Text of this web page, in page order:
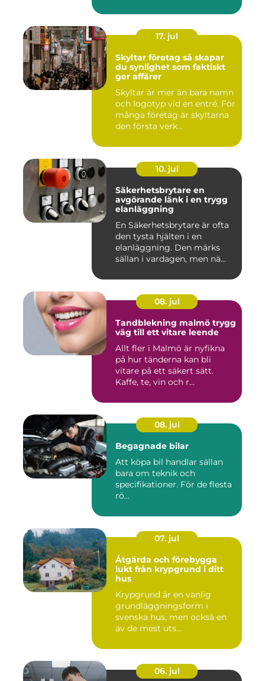
17. jul
Skyltar företag så skapar
du synlighet som faktiskt
ger affärer
Skyltar är mer än bara namn
och logotyp vid en entré. För
många företag är skyltarna
den första verk...
10. jul
Säkerhetsbrytare en
avgörande länk i en trygg
elanläggning
En Säkerhetsbrytare är ofta
den tysta hjälten i en
elanläggning. Den märks
sällan i vardagen, men nä...
08. jul
Tandblekning malmö trygg
väg till ett vitare leende
Allt fler i Malmö är nyfikna
på hur tänderna kan bli
vitare på ett säkert sätt.
Kaffe, te, vin och r...
08. jul
Begagnade bilar
Att köpa bil handlar sällan
bara om teknik och
specifikationer. För de flesta
rö...
07. jul
Åtgärda och förebygga
lukt från krypgrund i ditt
hus
Krypgrund är en vanlig
grundläggningsform i
svenska hus, men också en
av de mest uts...
06. jul